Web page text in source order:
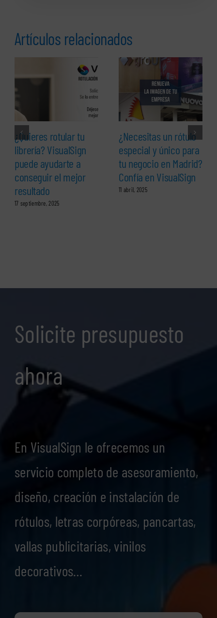
Artículos relacionados
¿Quieres rotular tu
librería? VisualSign
puede ayudarte a
conseguir el mejor
resultado
17 septiembre, 2025
¿Necesitas un rótulo
especial y único para
tu negocio en Madrid?
Confía en VisualSign
11 abril, 2025
Solicite presupuesto
ahora
En VisualSign le ofrecemos un
servicio completo de asesoramiento,
diseño, creación e instalación de
rótulos, letras corpóreas, pancartas,
vallas publicitarias, vinilos
decorativos…